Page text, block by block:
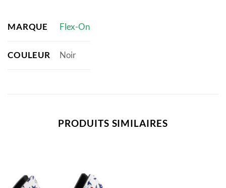
MARQUE Flex-On
COULEUR Noir
PRODUITS SIMILAIRES